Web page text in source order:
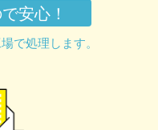
安心！
で処理します。